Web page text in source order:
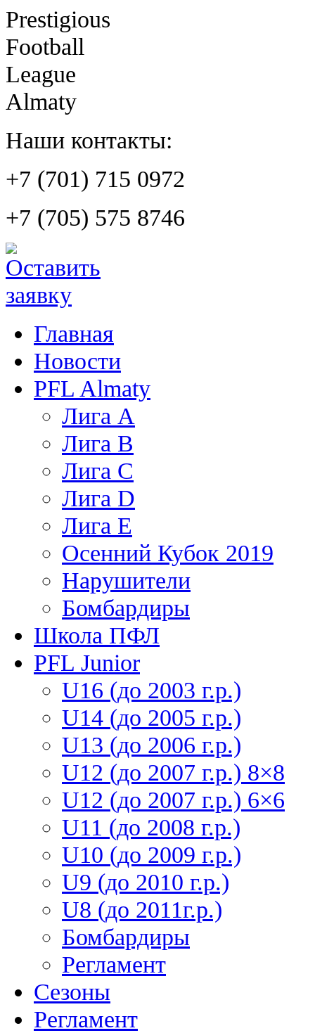
Prestigious
Football
League
Almaty
Наши контакты:
+7 (701) 715 0972
+7 (705) 575 8746
Главная
Новости
PFL Almaty
Лига A
Лига В
Лига С
Лига D
Лига Е
Осенний Кубок 2019
Нарушители
Бомбардиры
Школа ПФЛ
PFL Junior
U16 (до 2003 г.р.)
U14 (до 2005 г.р.)
U13 (до 2006 г.р.)
U12 (до 2007 г.р.) 8×8
U12 (до 2007 г.р.) 6×6
U11 (до 2008 г.р.)
U10 (до 2009 г.р.)
U9 (до 2010 г.р.)
U8 (до 2011г.р.)
Бомбардиры
Регламент
Сезоны
Регламент